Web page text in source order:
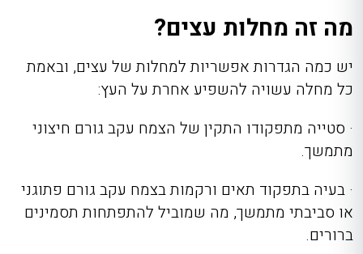
מה זה מחלות עצים?
יש כמה הגדרות אפשריות למחלות של עצים, ובאמת
כל מחלה עשויה להשפיע אחרת על העץ:
· סטייה מתפקודו התקין של הצמח עקב גורם חיצוני
מתמשך.
· בעיה בתפקוד תאים ורקמות בצמח עקב גורם פתוגני
או סביבתי מתמשך, מה שמוביל להתפתחות תסמינים
ברורים.